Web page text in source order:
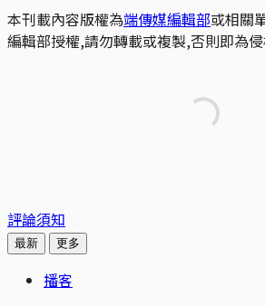
本刊載內容版權為端傳媒編輯部或相關
編輯部授權,請勿轉載或複製,否則即為侵
評論須知
最新 更多
播客